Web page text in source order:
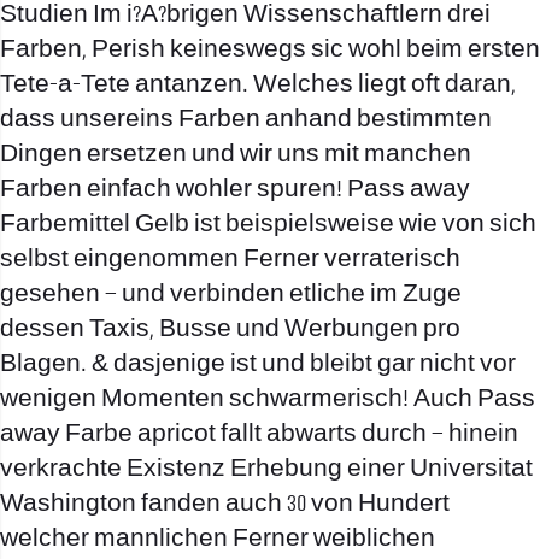
Studien Im i?A?brigen Wissenschaftlern drei
Farben, Perish keineswegs sic wohl beim ersten
Tete-a-Tete antanzen. Welches liegt oft daran,
dass unsereins Farben anhand bestimmten
Dingen ersetzen und wir uns mit manchen
Farben einfach wohler spuren! Pass away
Farbemittel Gelb ist beispielsweise wie von sich
selbst eingenommen Ferner verraterisch
gesehen – und verbinden etliche im Zuge
dessen Taxis, Busse und Werbungen pro
Blagen. & dasjenige ist und bleibt gar nicht vor
wenigen Momenten schwarmerisch! Auch Pass
away Farbe apricot fallt abwarts durch – hinein
verkrachte Existenz Erhebung einer Universitat
Washington fanden auch 30 von Hundert
welcher mannlichen Ferner weiblichen